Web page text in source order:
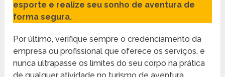
esporte e realize seu sonho de aventura de
forma segura.
Por último, verifique sempre o credenciamento da
empresa ou profissional que oferece os serviços, e
nunca ultrapasse os limites do seu corpo na prática